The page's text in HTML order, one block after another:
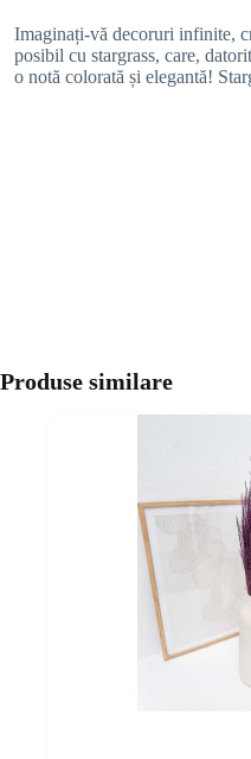
Imaginați-vă decoruri infinite,
posibil cu stargrass, care,
o notă colorată și elegantă!
Produse similare